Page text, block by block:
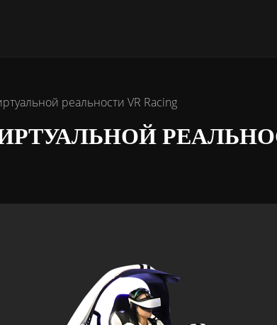
реальности VR Racing